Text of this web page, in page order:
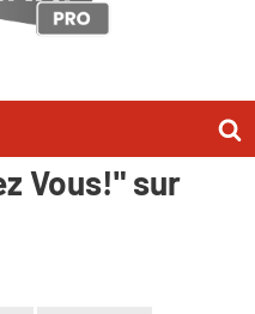
l'a dit
Vous!" sur